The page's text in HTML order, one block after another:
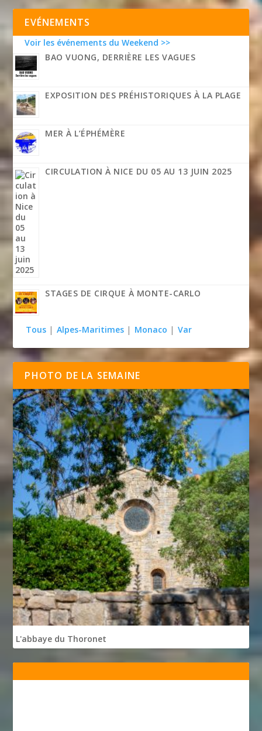
EVÉNEMENTS
Voir les événements du Weekend >>
BAO VUONG, DERRIÈRE LES VAGUES
EXPOSITION DES PRÉHISTORIQUES À LA PLAGE
MER À L’ÉPHÉMÈRE
CIRCULATION À NICE DU 05 AU 13 JUIN 2025
STAGES DE CIRQUE À MONTE-CARLO
Tous | Alpes-Maritimes | Monaco | Var
PHOTO DE LA SEMAINE
L'abbaye du Thoronet